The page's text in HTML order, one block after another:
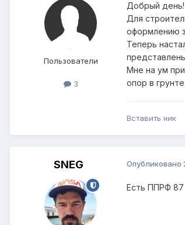
Пользователи
3
Добрый день!
Для
оформлению
Теперь
Мне на ум
опор в
Вставить ник
SNEG Опубликовано
Есть ППРФ 87